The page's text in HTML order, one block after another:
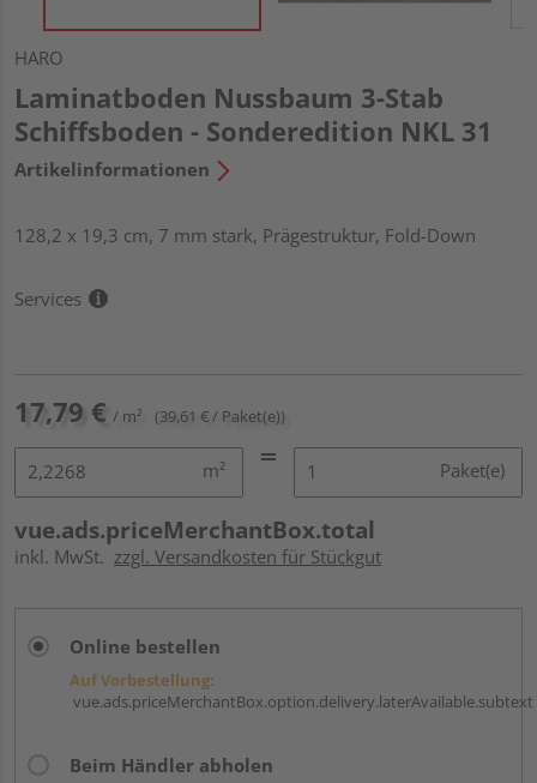
HARO
Laminatboden Nussbaum 3-Stab
Schiffsboden - Sonderedition NKL 31
Artikelinformationen
128,2 x 19,3 cm, 7 mm stark, Prägestruktur, Fold-Down
Services
17,79 € / m² (39,61 € / Paket(e))
m² Paket(e)
vue.ads.priceMerchantBox.total
inkl. MwSt. zzgl. Versandkosten für Stückgut
Online bestellen
Auf Vorbestellung:
vue.ads.priceMerchantBox.option.delivery.laterAvailable.subtext
Beim Händler abholen